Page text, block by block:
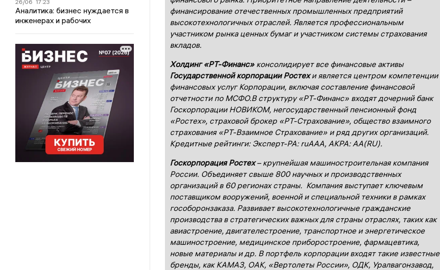
26/06 17:23
Аналитика: бизнес нуждается в
инженерах и рабочих
финансирование отечественных промышленных предприятий
высокотехнологичных отраслей. Является профессиональным
участником рынка ценных бумаг и участником системы страхования
вкладов.
Холдинг «РТ-Финанс»консолидирует все финансовые активы
Государственной корпорации Ростехи является центром компетенции
финансовых услуг Корпорации, включая составление финансовой
отчетности по МСФО.В структуру «РТ-Финанс» входят дочерний банк
Госкорпорации НОВИКОМ, негосударственный пенсионный фонд
«Ростех», страховой брокер «РТ-Страхование», общество взаимного
страхования «РТ-Взаимное Страхование» и ряд других организаций.
Кредитные рейтинги: Эксперт-РА: ruAAA, АКРА: AA(RU).
Госкорпорация Ростех– крупнейшая машиностроительная компания
России. Объединяет свыше 800 научных и производственных
организаций в 60 регионах страны. Компания выступает ключевым
поставщиком вооружений, военной и специальной техники в рамках
гособоронзаказа. Развивает высокотехнологичные гражданские
производства в стратегических важных для страны отраслях, таких как
авиастроение, двигателестроение, транспортное и энергетическое
машиностроение, медицинское приборостроение, фармацевтика,
новые материалы и др. В портфель корпорации входят такие известные
бренды, как КАМАЗ, ОАК, «Вертолеты России», ОДК, Уралвагонзавод,